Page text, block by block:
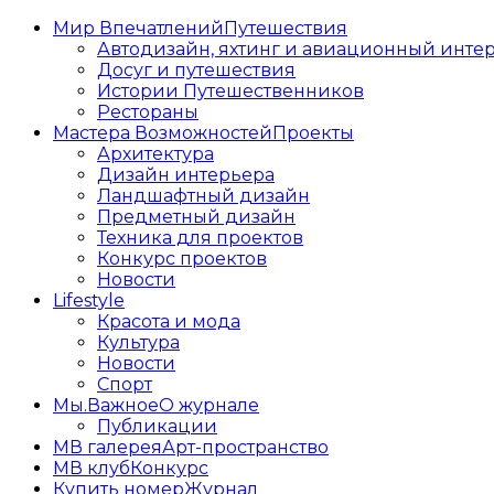
Мир Впечатлений Путешествия
Автодизайн, яхтинг и авиационный
Досуг и путешествия
Истории Путешественников
Рестораны
Мастера Возможностей Проекты
Архитектура
Дизайн интерьера
Ландшафтный дизайн
Предметный дизайн
Техника для проектов
Конкурс проектов
Новости
Lifestyle
Красота и мода
Культура
Новости
Спорт
Мы.ВажноеО журнале
Публикации
МВ галереяАрт-пространство
МВ клуб Конкурс
Купить номерЖурнал